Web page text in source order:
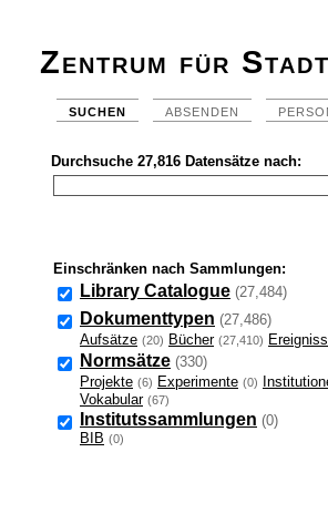
Zentrum für
SUCHEN ABSENDEN
Durchsuche 27,816 Datensätze nach:
Einschränken nach Sammlungen:
Library Catalogue (27,484)
Dokumenttypen (27,486)
Aufsätze (20) Bücher (27,410)
Normsätze (330)
Projekte (6) Experimente (0)
Vokabular (67)
Institutssammlungen (0)
BIB (0)